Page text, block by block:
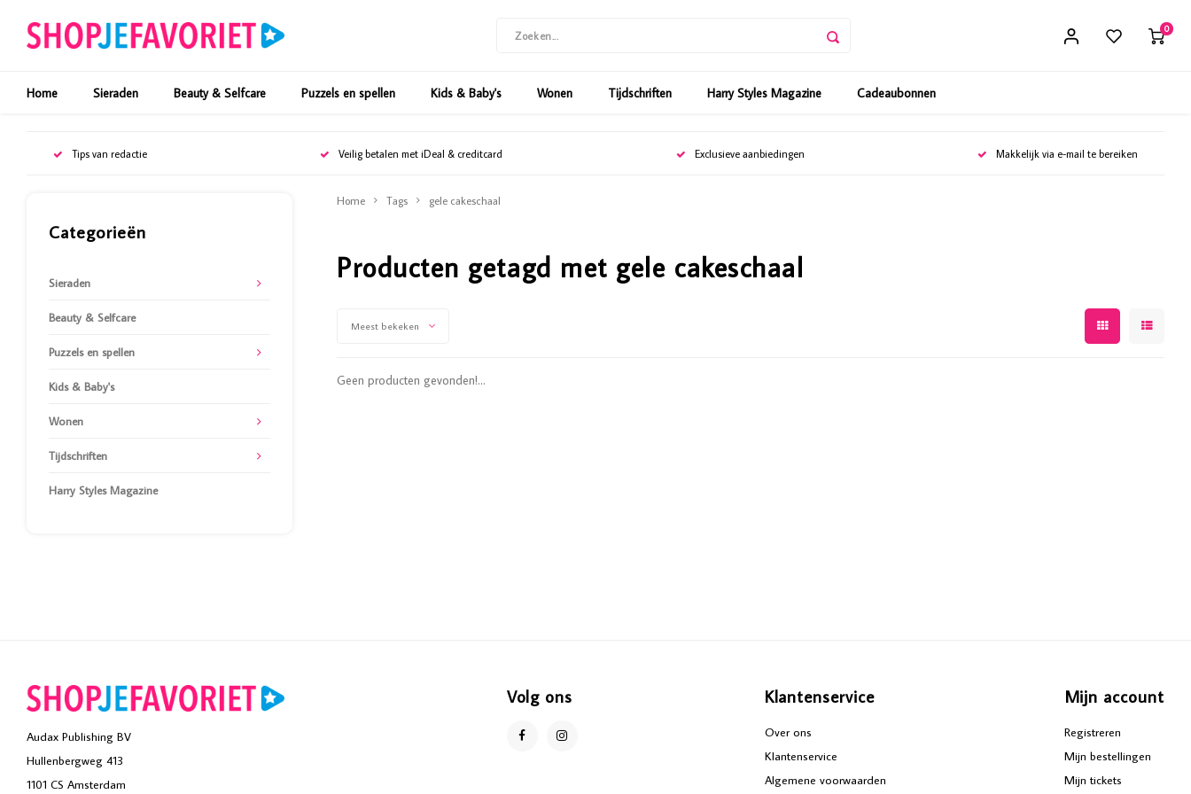
0
Home Sieraden Beauty & Selfcare Puzzels en spellen Kids & Baby's Wonen Tijdschriften Harry Styles Magazine Cadeaubonnen
Tips van redactie Veilig betalen met iDeal & creditcard Exclusieve aanbiedingen Makkelijk via e-mail te bereiken
Categorieën
Sieraden
Beauty & Selfcare
Puzzels en spellen
Kids & Baby's
Wonen
Tijdschriften
Harry Styles Magazine
Home Tags gele cakeschaal
Producten getagd met gele cakeschaal
Meest bekeken
Geen producten gevonden!...
Audax Publishing BV
Hullenbergweg 413
1101 CS Amsterdam
Volg ons Klantenservice
Over ons
Klantenservice
Algemene voorwaarden
Mijn account
Registreren
Mijn bestellingen
Mijn tickets